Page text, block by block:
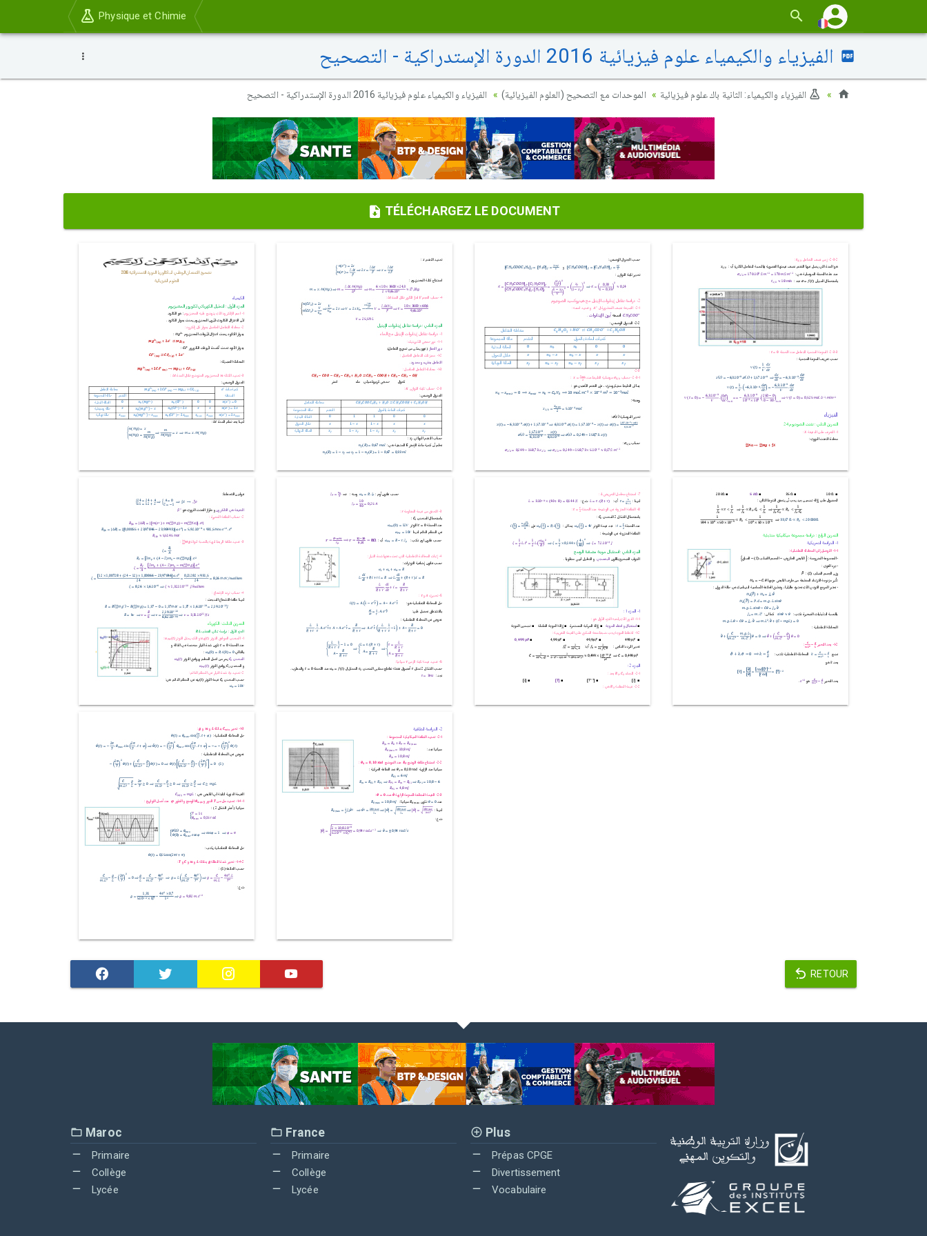
Physique et Chimie
الفيزياء والكيمياء علوم فيزيائية 2016 الدورة الإستدراكية - التصحيح
الفيزياء والكيمياء: الثانية باك علوم فيزيائية الموحدات مع التصحيح (العلوم الفيزيائية) الفيزياء والكيمياء علوم فيزيائية 2016 الدورة الإستدراكية - التصحيح
TÉLÉCHARGEZ LE DOCUMENT
RETOUR
Maroc
Primaire
Collège
Lycée
France
Primaire
Collège
Lycée
Plus
Prépas CPGE
Divertissement
Vocabulaire